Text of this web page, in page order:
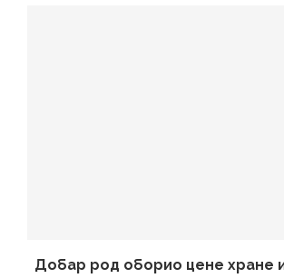
Добар род оборио цене хране